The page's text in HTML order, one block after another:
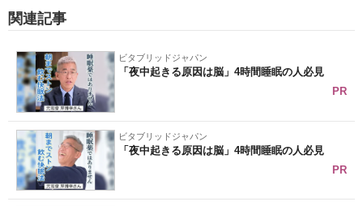
関連記事
ビタブリッドジャパン
「夜中起きる原因は脳」4時間睡眠の人必見
PR
ビタブリッドジャパン
「夜中起きる原因は脳」4時間睡眠の人必見
PR